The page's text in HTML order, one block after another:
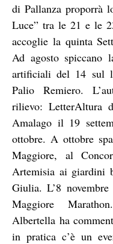
di Pallanza proporrà
Luce” tra le 21 e le
accoglie la quinta
Ad agosto spiccano
artificiali del 14 sul
Palio Remiero.
rilievo: LetterAltura
Amalago il 19
ottobre. A ottobre
Maggiore, al
Artemisia ai giardini
Giulia. L’8
Maggiore
Albertella ha
in pratica c’è un